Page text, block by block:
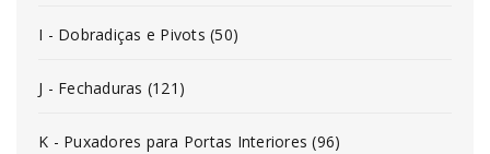
I - Dobradiças e Pivots (50)
J - Fechaduras (121)
K - Puxadores para Portas Interiores (96)